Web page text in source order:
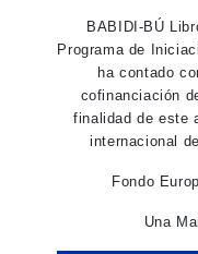
BABIDI-BÚ
Programa de
ha contado
cofinanciación
finalidad de este
internacional
Fondo
Una